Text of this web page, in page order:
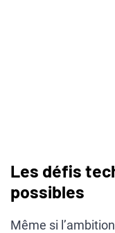
Les défis
possibles
Même si